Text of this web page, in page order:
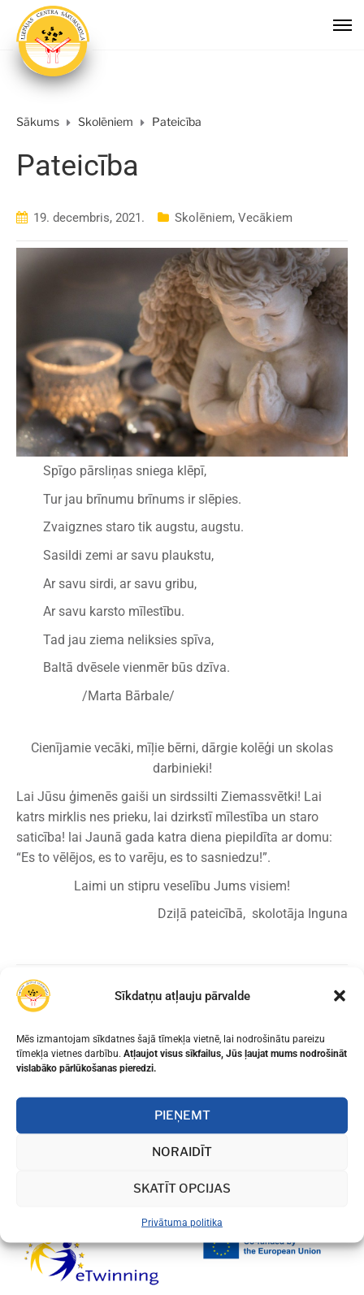
Sīkdatņu atļauju pārvalde
Mēs izmantojam sīkdatnes šajā tīmekļa vietnē, lai nodrošinātu pareizu
tīmekļa vietnes darbību. Atļaujot visus sīkfailus, Jūs ļaujat mums nodrošināt
vislabāko pārlūkošanas pieredzi.
PIEŅEMT
NORAIDĪT
SKATĪT OPCIJAS
Privātuma politika
Sākums Skolēniem Pateicība
Pateicība
19. decembris, 2021. Skolēniem, Vecākiem
Spīgo pārsliņas sniega klēpī,
Tur jau brīnumu brīnums ir slēpies.
Zvaigznes staro tik augstu, augstu.
Sasildi zemi ar savu plaukstu,
Ar savu sirdi, ar savu gribu,
Ar savu karsto mīlestību.
Tad jau ziema neliksies spīva,
Baltā dvēsele vienmēr būs dzīva.
/Marta Bārbale/
Cienījamie vecāki, mīļie bērni, dārgie kolēģi un skolas
darbinieki!
Lai Jūsu ģimenēs gaiši un sirdssilti Ziemassvētki! Lai
katrs mirklis nes prieku, lai dzirkstī mīlestība un staro
saticība! lai Jaunā gada katra diena piepildīta ar domu:
“Es to vēlējos, es to varēju, es to sasniedzu!”.
Laimi un stipru veselību Jums visiem!
Dziļā pateicībā, skolotāja Inguna
IEPRIEKŠĒJAIS
AS “BALTICOVO”
“STARPTAUTISKĀS OLU
DIENAS APSVEIKUMS”
NĀKAMAIS